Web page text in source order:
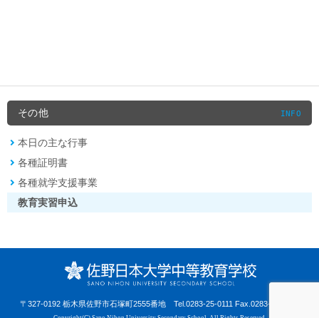
その他 INFO
本日の主な行事
各種証明書
各種就学支援事業
教育実習申込
〒327-0192 栃木県佐野市石塚町2555番地 Tel.0283-25-0111 Fax.0283-25-0441